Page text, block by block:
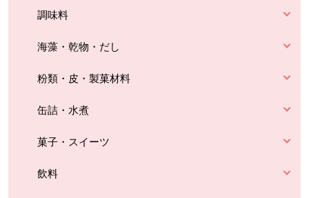
調味料
海藻・乾物・だし
粉類・皮・製菓材料
缶詰・水煮
菓子・スイーツ
飲料